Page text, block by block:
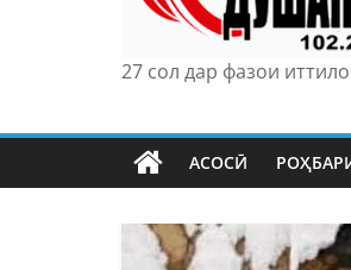
27 сол дар фазои
АСОСӢ